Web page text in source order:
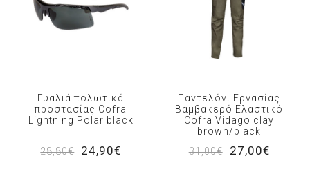
Γυαλιά πολωτικά
προστασίας Cofra
Lightning Polar black
28,80€ 24,90€
Παντελόνι Εργασίας
Βαμβακερό Ελαστικό
Cofra Vidago clay
brown/black
31,00€
27,00€